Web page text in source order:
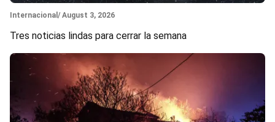
Section
Internacional / August 3, 2026
Tres noticias lindas para cerrar la semana